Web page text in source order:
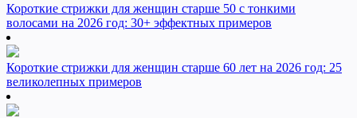
Короткие стрижки для женщин старше 50 с тонкими
волосами на 2026 год: 30+ эффектных примеров
Короткие стрижки для женщин старше 60 лет на 2026 год: 25
великолепных примеров